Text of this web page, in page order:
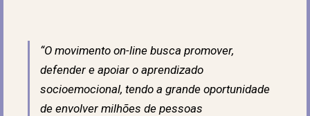
“O movimento on-line busca promover,
defender e apoiar o aprendizado
socioemocional, tendo a grande oportunidade
de envolver milhões de pessoas